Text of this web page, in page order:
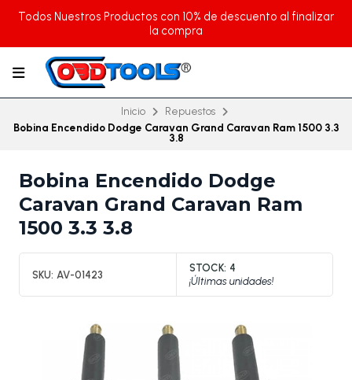
Todos Nuestros Productos con 10% de descuento al finalizar
la compra
Inicio
Repuestos
Bobina Encendido Dodge Caravan Grand Caravan Ram 1500 3.3
3.8
Bobina Encendido Dodge
Caravan Grand Caravan Ram
1500 3.3 3.8
SKU: AV-01423
STOCK: 4
¡Últimas unidades!